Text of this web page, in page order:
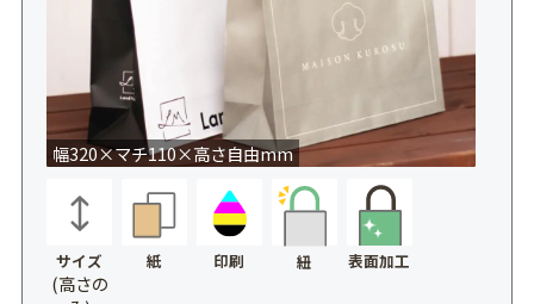
幅320×マチ110×高さ自由mm
サイズ
(高さの
紙 印刷 紐 表面加工